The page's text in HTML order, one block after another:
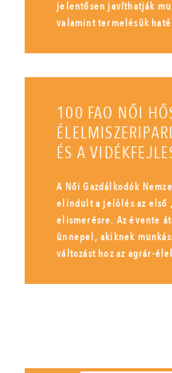
jelentősen javíthatják
valamint termelésük
100 FAO NŐI
ÉS A
A Női Gazdálkodók
elindult a jelölés az első
elismerésre. Az évente
ünnepel, akiknek
változást hoz az agrár-